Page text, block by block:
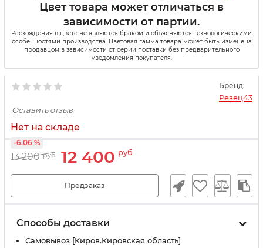
Цвет товара может отличаться в
зависимости от партии.
Расхождения в цвете не являются браком и объясняются технологическими
особенностями производства. Цветовая гамма товара может быть изменена
продавцом в зависимости от серии поставки без предварительного
уведомления покупателя.
Бренд:
Резец43
Оставить отзыв
Нет на складе
13 200 руб 12 400 руб
-6.06 %
Предзаказ
Способы доставки
Самовывоз [Киров.Кировская область]